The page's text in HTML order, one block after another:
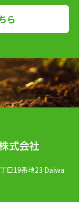
ら
目19番地23 Daiwa